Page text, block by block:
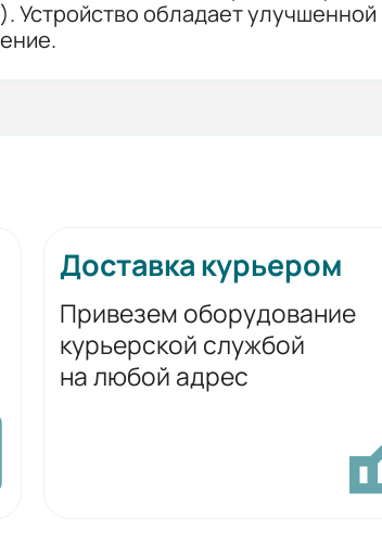
Устройство обладает
Доставка курьером
Привезем оборудование
курьерской службой
на любой адрес